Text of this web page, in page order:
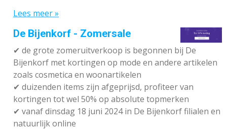
Lees meer »
De Bijenkorf - Zomersale
✔ de grote zomeruitverkoop is begonnen bij De
Bijenkorf met kortingen op mode en andere artikelen
zoals cosmetica en woonartikelen
✔ duizenden items zijn afgeprijsd, profiteer van
kortingen tot wel 50% op absolute topmerken
✔ vanaf dinsdag 18 juni 2024 in De Bijenkorf filialen en
natuurlijk online